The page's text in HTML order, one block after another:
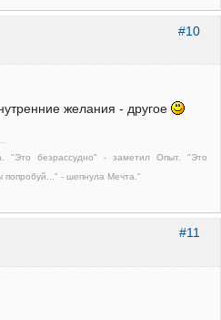
#10
желания - другое
"Это безрассудно" - заметил Опыт. "Это
попробуй..." - шепнула Мечта."
#11